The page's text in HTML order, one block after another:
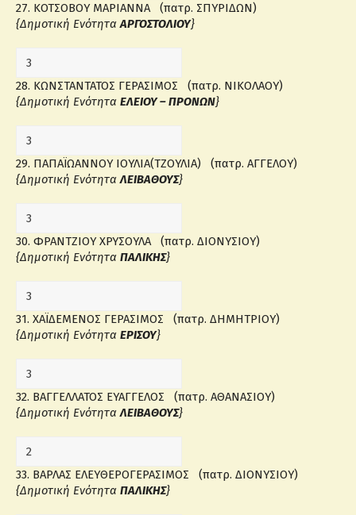
27. ΚΟΤΣΟΒΟΥ ΜΑΡΙΑΝΝΑ (πατρ. ΣΠΥΡΙΔΩΝ)
{Δημοτική ΕνότηταΑΡΓΟΣΤΟΛΙΟΥ}
28. ΚΩΝΣΤΑΝΤΑΤΟΣ ΓΕΡΑΣΙΜΟΣ (πατρ. ΝΙΚΟΛΑΟΥ)
{Δημοτική Ενότητα ΕΛΕΙΟΥ – ΠΡΟΝΩΝ}
29. ΠΑΠΑΪΩΑΝΝΟΥ ΙΟΥΛΙΑ(ΤΖΟΥΛΙΑ) (πατρ. ΑΓΓΕΛΟΥ)
{Δημοτική ΕνότηταΛΕΙΒΑΘΟΥΣ}
30. ΦΡΑΝΤΖΙΟΥ ΧΡΥΣΟΥΛΑ (πατρ. ΔΙΟΝΥΣΙΟΥ)
{Δημοτική Ενότητα ΠΑΛΙΚΗΣ}
31. ΧΑΪΔΕΜΕΝΟΣ ΓΕΡΑΣΙΜΟΣ (πατρ. ΔΗΜΗΤΡΙΟΥ)
{Δημοτική Ενότητα ΕΡΙΣΟΥ}
32. ΒΑΓΓΕΛΛΑΤΟΣ ΕΥΑΓΓΕΛΟΣ (πατρ. ΑΘΑΝΑΣΙΟΥ)
{Δημοτική ΕνότηταΛΕΙΒΑΘΟΥΣ}
33. ΒΑΡΛΑΣ ΕΛΕΥΘΕΡΟΓΕΡΑΣΙΜΟΣ (πατρ. ΔΙΟΝΥΣΙΟΥ)
{Δημοτική Ενότητα ΠΑΛΙΚΗΣ}